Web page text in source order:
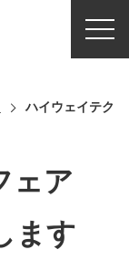
ハイウェイテク
ェア
ます